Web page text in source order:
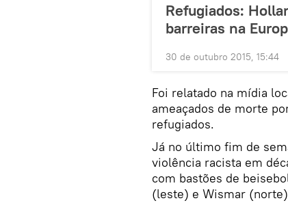
Refugiados:
barreiras na
30 de outubro 2015, 15:44
Foi relatado na mídia
ameaçados de morte
refugiados.
Já no último fim de
violência racista em
com bastões de
(leste) e Wismar